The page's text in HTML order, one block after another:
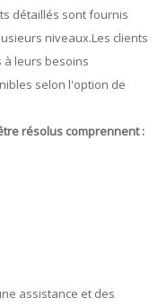
détaillés sont fournis
niveaux.Les clients
leurs besoins
selon l'option de
résolus comprennent :
assistance et des